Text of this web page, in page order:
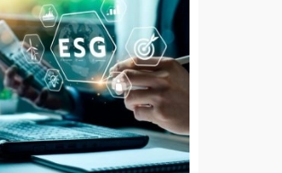
Formación 100%
subvencionada.
Para desempleados,
y autónomos.
Sector
-Industria Química.